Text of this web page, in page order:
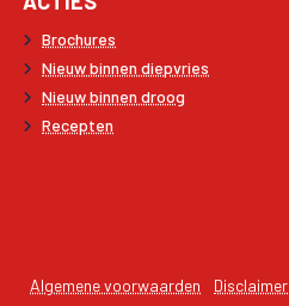
Brochures
Nieuw binnen diepvries
Nieuw binnen droog
Recepten
Algemene voorwaarden Disclaimer